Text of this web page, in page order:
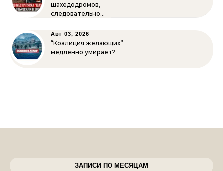
шахедодромов,
следовательно…
Авг 03, 2026
“Коалиция желающих”
медленно умирает?
ЗАПИСИ ПО МЕСЯЦАМ